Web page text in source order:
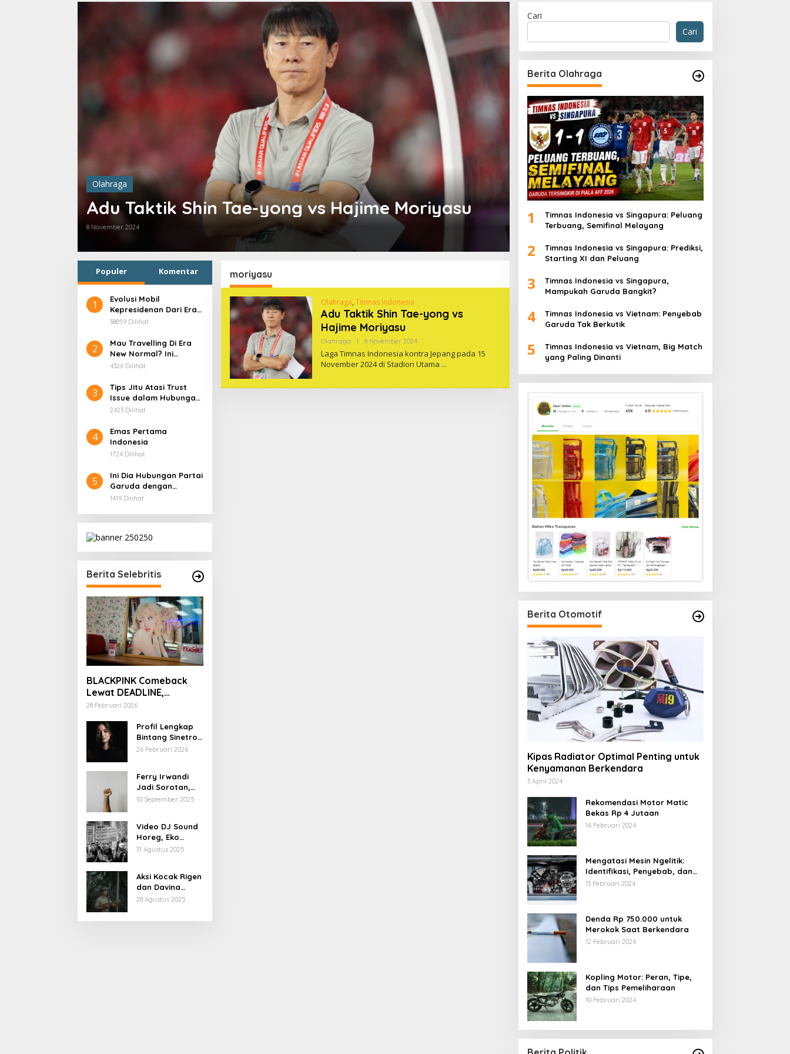
Olahraga
Adu Taktik Shin Tae-yong vs Hajime Moriyasu
8 November 2024
Populer Komentar
1
Evolusi Mobil
Kepresidenan Dari Era
Soekarno
38859 Dilihat
2
Mau Travelling Di Era
New Normal? Ini
Beberapa Hal Yang
Persiapkan!
4326 Dilihat
3
Tips Jitu Atasi Trust
Issue dalam Hubungan,
Dijamin Ampuh!
2423 Dilihat
4
Emas Pertama
Indonesia
1724 Dilihat
5
Ini Dia Hubungan Partai
Garuda dengan
Gerindra
1419 Dilihat
Berita Selebritis
BLACKPINK Comeback
Lewat DEADLINE,
YouTube Tembus 100
28 Februari 2026
Profil Lengkap
Bintang Sinetron
Mencintai Ipar
26 Februari 2026
Ferry Irwandi
Jadi Sorotan,
Begini Latar
10 September 2025
Video DJ Sound
Horeg, Eko
Patrio Buka
31 Agustus 2025
Aksi Kocak Rigen
dan Davina
Karamoy di Film
28 Agustus 2025
moriyasu
Olahraga, Timnas Indonesia
Adu Taktik Shin Tae-yong vs
Hajime Moriyasu
Olahraga | 8 November 2024Oleh
Laga Timnas Indonesia kontra Jepang pada 15
November 2024 di Stadion Utama
Cari
Cari
Berita Olahraga
1
Timnas Indonesia vs Singapura: Peluang
Terbuang, Semifinal Melayang
2
Timnas Indonesia vs Singapura: Prediksi,
Starting XI dan Peluang
3
Timnas Indonesia vs Singapura,
Mampukah Garuda Bangkit?
4
Timnas Indonesia vs Vietnam: Penyebab
Garuda Tak Berkutik
5
Timnas Indonesia vs Vietnam, Big Match
yang Paling Dinanti
Berita Otomotif
Kipas Radiator Optimal Penting untuk
Kenyamanan Berkendara
3 April 2024
Rekomendasi Motor Matic
Bekas Rp 4 Jutaan
16 Februari 2024
Mengatasi Mesin Ngelitik:
Identifikasi, Penyebab, dan
Solusi
13 Februari 2024
Denda Rp 750.000 untuk
Merokok Saat Berkendara
12 Februari 2024
Kopling Motor: Peran, Tipe,
dan Tips Pemeliharaan
10 Februari 2024